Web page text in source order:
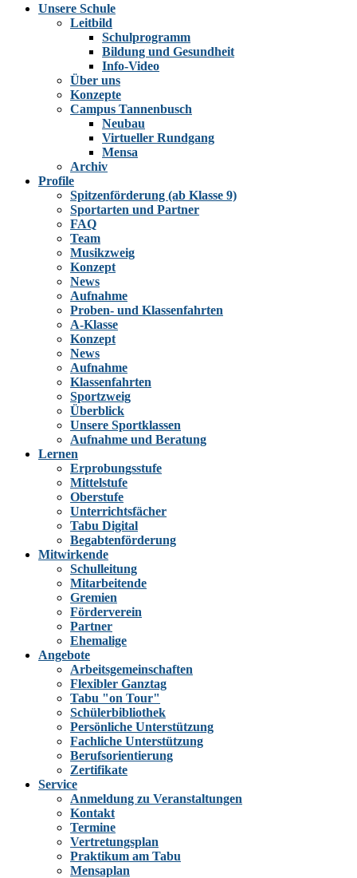
Unsere Schule
Leitbild
Schulprogramm
Bildung und Gesundheit
Info-Video
Über uns
Konzepte
Campus Tannenbusch
Neubau
Virtueller Rundgang
Mensa
Archiv
Profile
Spitzenförderung (ab Klasse 9)
Sportarten und Partner
FAQ
Team
Musikzweig
Konzept
News
Aufnahme
Proben- und Klassenfahrten
A-Klasse
Konzept
News
Aufnahme
Klassenfahrten
Sportzweig
Überblick
Unsere Sportklassen
Aufnahme und Beratung
Lernen
Erprobungsstufe
Mittelstufe
Oberstufe
Unterrichtsfächer
Tabu Digital
Begabtenförderung
Mitwirkende
Schulleitung
Mitarbeitende
Gremien
Förderverein
Partner
Ehemalige
Angebote
Arbeitsgemeinschaften
Flexibler Ganztag
Tabu "on Tour"
Schülerbibliothek
Persönliche Unterstützung
Fachliche Unterstützung
Berufsorientierung
Zertifikate
Service
Anmeldung zu Veranstaltungen
Kontakt
Termine
Vertretungsplan
Praktikum am Tabu
Mensaplan